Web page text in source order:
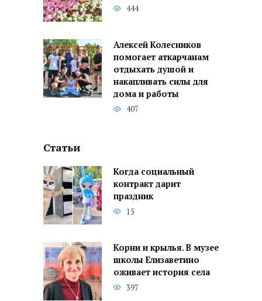
444
Алексей Колесников
помогает аткарчанам
отдыхать душой и
накапливать силы для
дома и работы
407
Статьи
Когда социальный
контракт дарит
праздник
15
Корни и крылья. В музее
школы Елизаветино
оживает история села
397